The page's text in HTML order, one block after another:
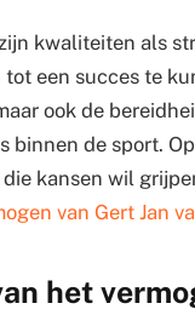
kwaliteiten als
een succes te
ook de
binnen de sport.
kansen wil
van Gert Jan
het